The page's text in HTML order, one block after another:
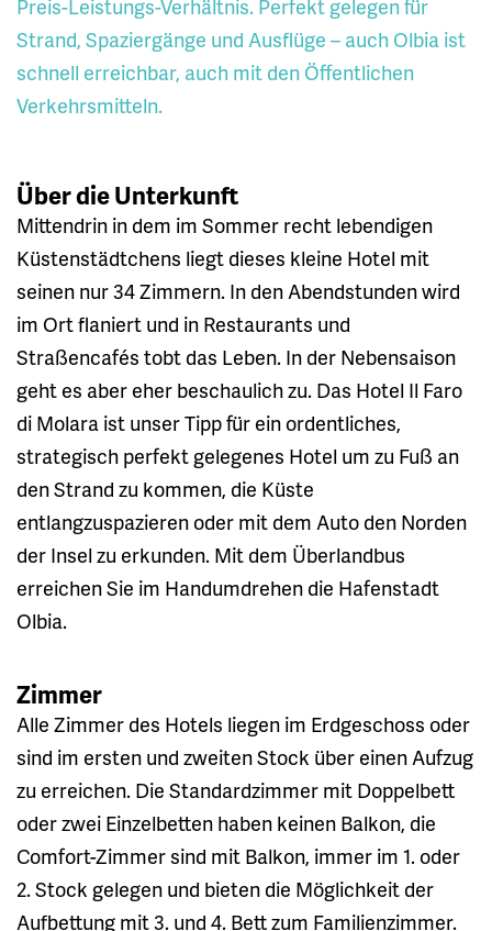
Preis-Leistungs-Verhältnis. Perfekt gelegen für
Strand, Spaziergänge und Ausflüge – auch Olbia ist
schnell erreichbar, auch mit den Öffentlichen
Verkehrsmitteln.
Über die Unterkunft
Mittendrin in dem im Sommer recht lebendigen
Küstenstädtchens liegt dieses kleine Hotel mit
seinen nur 34 Zimmern. In den Abendstunden wird
im Ort flaniert und in Restaurants und
Straßencafés tobt das Leben. In der Nebensaison
geht es aber eher beschaulich zu. Das Hotel Il Faro
di Molara ist unser Tipp für ein ordentliches,
strategisch perfekt gelegenes Hotel um zu Fuß an
den Strand zu kommen, die Küste
entlangzuspazieren oder mit dem Auto den Norden
der Insel zu erkunden. Mit dem Überlandbus
erreichen Sie im Handumdrehen die Hafenstadt
Olbia.
Zimmer
Alle Zimmer des Hotels liegen im Erdgeschoss oder
sind im ersten und zweiten Stock über einen Aufzug
zu erreichen. Die Standardzimmer mit Doppelbett
oder zwei Einzelbetten haben keinen Balkon, die
Comfort-Zimmer sind mit Balkon, immer im 1. oder
2. Stock gelegen und bieten die Möglichkeit der
Aufbettung mit 3. und 4. Bett zum Familienzimmer.